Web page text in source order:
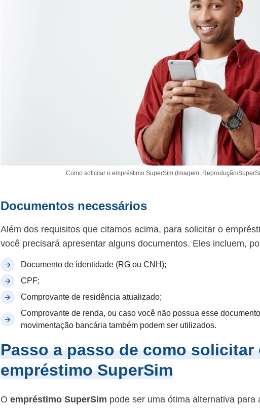
Como solicitar o empréstimo SuperSim (Imagem: Reprodução/
Documentos necessários
Além dos requisitos que citamos acima, para solicitar o
você precisará apresentar alguns documentos. Eles incluem,
Documento de identidade (RG ou CNH);
CPF;
Comprovante de residência atualizado;
Comprovante de renda, ou caso você não possua esse
movimentação bancária também podem ser utilizados.
Passo a passo de como solicitar
empréstimo SuperSim
O empréstimo SuperSim pode ser uma ótima alternativa para